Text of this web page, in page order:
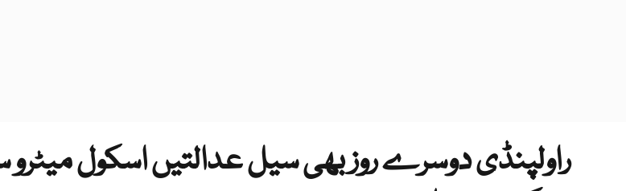
راولپنڈی دوسرے روز بھی سیل عدالتیں اسکول